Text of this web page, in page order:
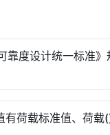
靠度设计统一标准
荷载标准值、荷载